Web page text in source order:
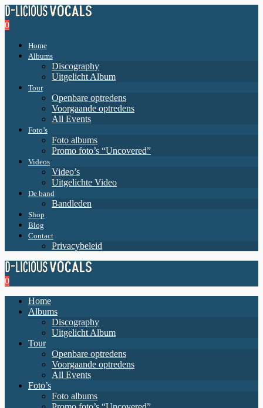
0
Home
Albums
Discography
Uitgelicht Album
Tour
Openbare optredens
Voorgaande optredens
All Events
Foto’s
Foto albums
Promo foto’s “Uncovered”
Videos
Video’s
Uitgelichte Video
De band
Bandleden
Shop
Blog
Contact
Privacybeleid
0
Home
Albums
Discography
Uitgelicht Album
Tour
Openbare optredens
Voorgaande optredens
All Events
Foto’s
Foto albums